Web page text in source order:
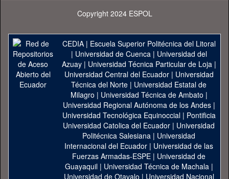
Copyright 2024 ESPOL
CEDIA| Escuela Superior Politécnica del Litoral
| Universidad de Cuenca| Universidad del
Azuay| Universidad Técnica Particular de Loja|
Universidad Central del Ecuador| Universidad
Técnica del Norte | Universidad Estatal de
Milagro | Universidad Técnica de Ambato |
Universidad Regional Autónoma de los Andes|
Universidad Tecnológica Equinoccial| Pontificia
Universidad Catolica del Ecuador | Universidad
Politécnica Salesiana | Universidad
Internacional del Ecuador | Universidad de las
Fuerzas Armadas-ESPE | Universidad de
Guayaquil| Universidad Técnica de Machala|
Universidad de Otavalo | Universidad Nacional